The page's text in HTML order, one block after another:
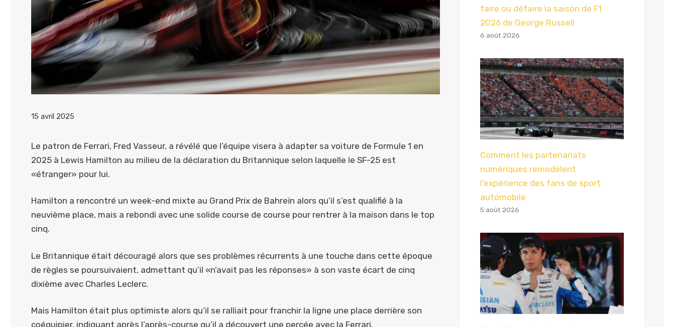
15 avril 2025
Le patron de Ferrari, Fred Vasseur, a révélé que l’équipe visera à adapter sa voiture de Formule 1 en
2025 à Lewis Hamilton au milieu de la déclaration du Britannique selon laquelle le SF-25 est
«étranger» pour lui.
Hamilton a rencontré un week-end mixte au Grand Prix de Bahreïn alors qu’il s’est qualifié à la
neuvième place, mais a rebondi avec une solide course de course pour rentrer à la maison dans le top
cinq.
Le Britannique était découragé alors que ses problèmes récurrents à une touche dans cette époque
de règles se poursuivaient, admettant qu’il «n’avait pas les réponses» à son vaste écart de cinq
dixième avec Charles Leclerc.
Mais Hamilton était plus optimiste alors qu’il se ralliait pour franchir la ligne une place derrière son
coéquipier, indiquant après l’après-course qu’il a découvert une percée avec la Ferrari.
faire ou défaire la saison de F1
2026 de George Russell
6 août 2026
Comment les partenariats
numériques remodèlent
l’expérience des fans de sport
automobile
5 août 2026